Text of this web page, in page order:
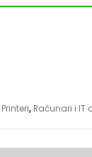
Printeri, Računari i IT